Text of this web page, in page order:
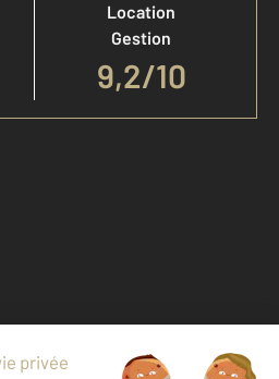
Location
Gestion
9,2/10